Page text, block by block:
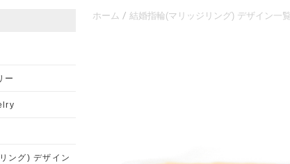
ホーム 結婚指輪(マリッジリング) デザイン一覧
ー
ング) デザイン